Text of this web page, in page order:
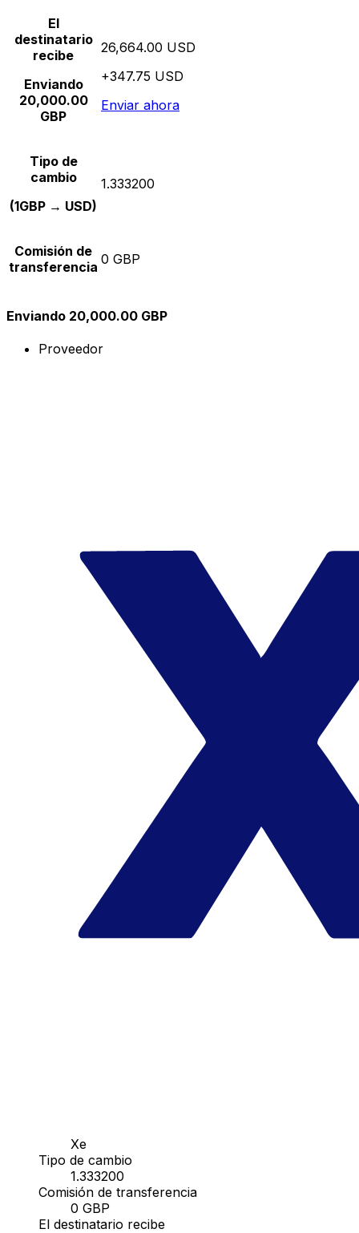
El
destinatario
recibe
Enviando
20,000.00
GBP
26,664.00 USD
+347.75 USD
Enviar ahora
Tipo de
cambio
(1GBP → USD)
1.333200
Comisión de
transferencia 0 GBP
Enviando 20,000.00 GBP
Proveedor
Xe
Tipo de cambio
1.333200
Comisión de transferencia
0 GBP
El destinatario recibe